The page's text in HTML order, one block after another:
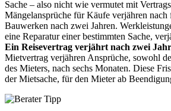
Sache – also nicht wie vermutet mit
Mängelansprüche für Käufe verjähren nach
Bauwerken nach zwei Jahren.
eine Reparatur einer bestimmten Sache,
Ein Reisevertrag verjährt nach zwei
Mietvertrag verjähren Ansprüche, sowohl
des Mieters, nach sechs Monaten. Diese
der Mietsache, für den Mieter ab